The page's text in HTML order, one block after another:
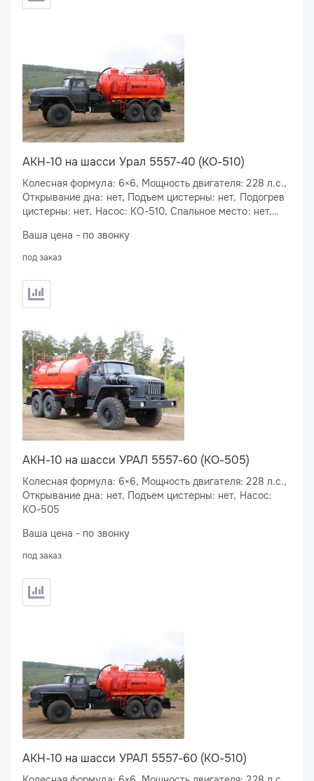
АКН-10 на шасси Урал 5557-40 (КО-510)
Колесная формула: 6×6, Мощность двигателя: 228 л.с.,
Открывание дна: нет, Подъем цистерны: нет, Подогрев
цистерны: нет, Насос: КО-510, Спальное место: нет,
Ваша цена - по звонку
под заказ
АКН-10 на шасси УРАЛ 5557-60 (КО-505)
Колесная формула: 6×6, Мощность двигателя: 228 л.с.,
Открывание дна: нет, Подъем цистерны: нет, Насос:
КО-505
Ваша цена - по звонку
под заказ
АКН-10 на шасси УРАЛ 5557-60 (КО-510)